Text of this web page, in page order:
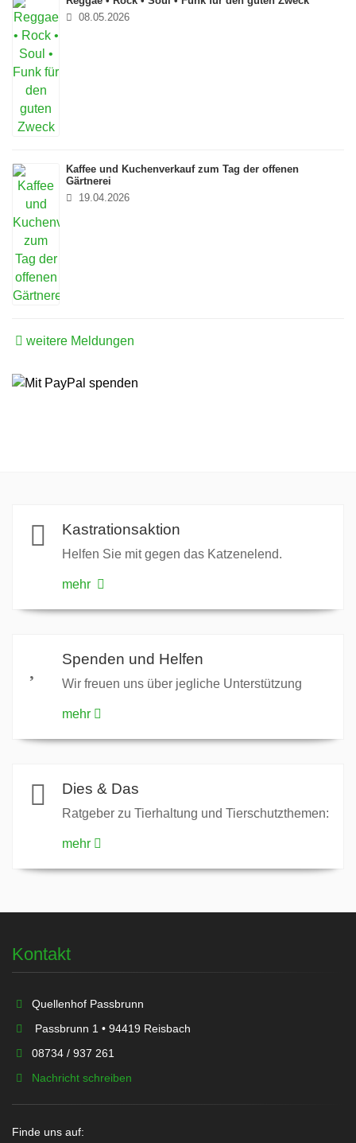
08.05.2026
Kaffee und Kuchenverkauf zum Tag der offenen
Gärtnerei
19.04.2026
weitere Meldungen
Kastrationsaktion
Helfen Sie mit gegen das Katzenelend.
mehr
Spenden und Helfen
Wir freuen uns über jegliche Unterstützung
mehr
Dies & Das
Ratgeber zu Tierhaltung und Tierschutzthemen:
mehr
Kontakt
Quellenhof Passbrunn
Passbrunn 1 • 94419 Reisbach
08734 / 937 261
Nachricht schreiben
Finde uns auf: